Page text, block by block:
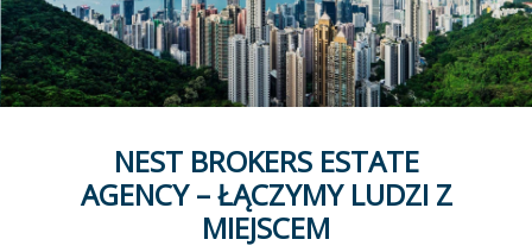
NEST BROKERS ESTATE
AGENCY – ŁĄCZYMY LUDZI Z
MIEJSCEM